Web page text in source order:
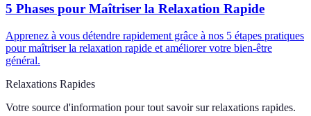
5 Phases pour Maîtriser la Relaxation Rapide
Apprenez à vous détendre rapidement grâce à nos 5 étapes pratiques
pour maîtriser la relaxation rapide et améliorer votre bien-être
général.
Relaxations Rapides
Votre source d'information pour tout savoir sur relaxations rapides.